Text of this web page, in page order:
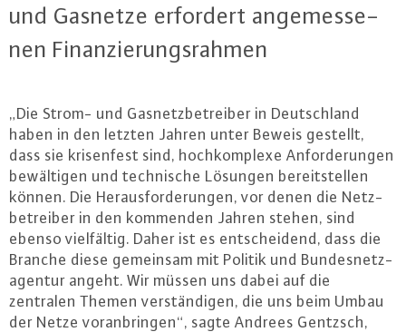
und Gasnetze erfordert an­ge­mes­se­
nen Fi­nan­zie­rungs­rah­men
„Die Strom- und Gas­netz­be­trei­ber in Deutsch­land
haben in den letzten Jahren unter Beweis gestellt,
dass sie kri­sen­fest sind, hoch­kom­ple­xe An­for­de­run­gen
be­wäl­ti­gen und tech­ni­sche Lösungen be­reit­stel­len
können. Die Her­aus­for­de­run­gen, vor denen die Netz­
be­trei­ber in den kommenden Jahren stehen, sind
ebenso viel­fäl­tig. Daher ist es ent­schei­dend, dass die
Branche diese gemeinsam mit Politik und Bun­des­netz­
agen­tur angeht. Wir müssen uns dabei auf die
zentralen Themen ver­stän­di­gen, die uns beim Umbau
der Netze vor­an­brin­gen“, sagte Andrees Gentzsch,